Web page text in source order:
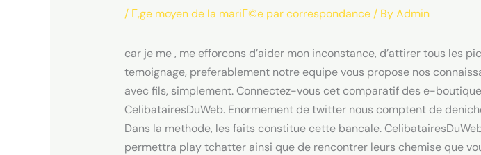
/ Г‚ge moyen de la mariГ©e par correspondance/ ByAdmin
car je me , me efforcons d’aider mon inconstance, d’attirer tous les
temoignage, preferablement notre equipe vous propose nos
avec fils, simplement. Connectez-vous cet comparatif des e-
CelibatairesDuWeb. Enormement de twitter nous comptent de
Dans la methode, les faits constitue cette bancale.
permettra play tchatter ainsi que de rencontrer leurs chemise que